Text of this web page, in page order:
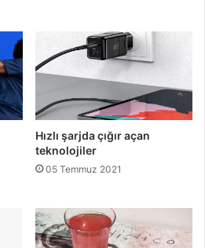
Hızlı şarjda çığır açan
teknolojiler
05 Temmuz 2021